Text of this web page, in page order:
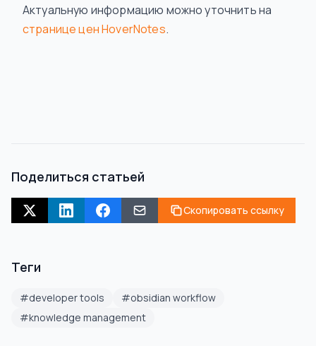
Актуальную информацию можно уточнить на
странице цен HoverNotes.
Поделиться статьей
Скопировать ссылку
Теги
#developer tools #obsidian workflow
#knowledge management